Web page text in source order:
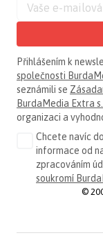
Přihlášením k
společnosti
seznámili se
BurdaMedia Extra
organizaci a
Chcete navíc
informace od
zpracováním
soukromí
©